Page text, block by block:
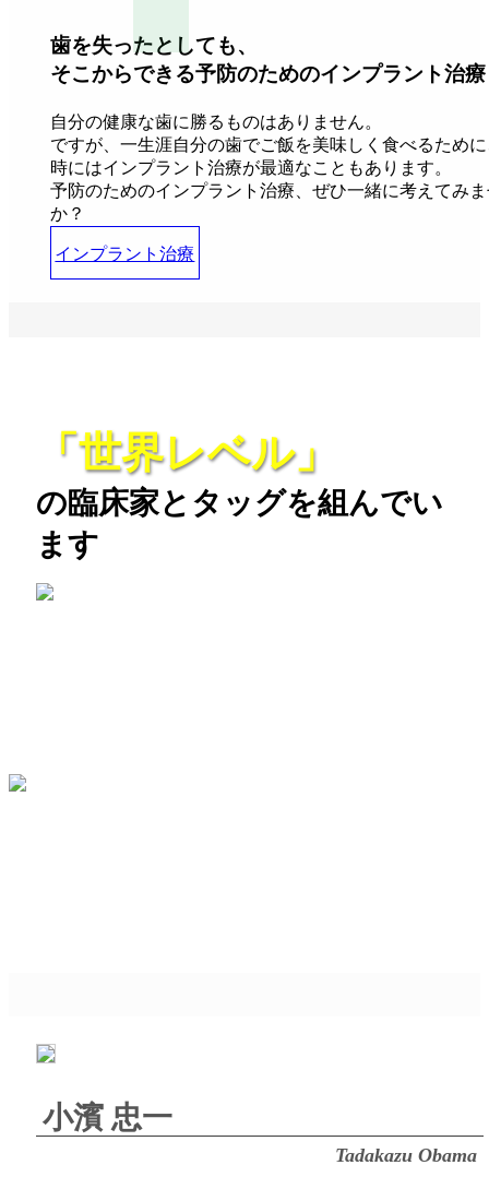
歯を失ったとしても、
そこからできる予防のためのインプラント治療
自分の健康な歯に勝るものはありません。
ですが、一生涯自分の歯でご飯を美味しく食べるため
時にはインプラント治療が最適なこともあります。
予防のためのインプラント治療、ぜひ一緒に考えてみ
か？
インプラント治療
「世界レベル」
の臨床家とタッグを組んでい
ます
小濱 忠一
Tadakazu Obama